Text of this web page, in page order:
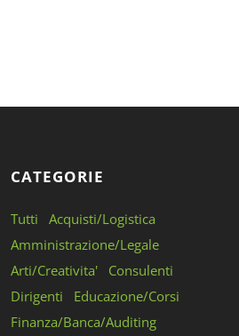
CATEGORIE
Tutti
Acquisti/Logistica
Amministrazione/Legale
Arti/Creativita'
Consulenti
Dirigenti
Educazione/Corsi
Finanza/Banca/Auditing